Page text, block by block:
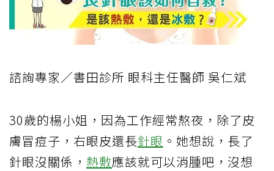
諮詢專家／書田診所 眼科主任醫師 吳仁斌
30歲的楊小姐，因為工作經常熬夜，除了皮
膚冒痘子，右眼皮還長針眼 。她想說，長了
針眼沒關係， 熱敷應該就可以消腫吧，沒想